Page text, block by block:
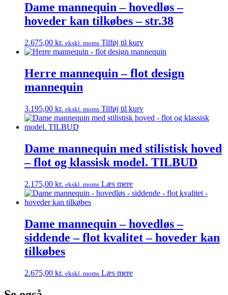
Dame mannequin – hovedløs –
hoveder kan tilkøbes – str.38
2.675,00 kr. ekskl. moms Tilføj til kurv
Herre mannequin – flot design
mannequin
3.195,00 kr. ekskl. moms Tilføj til kurv
Dame mannequin med stilistisk hoved
– flot og klassisk model. TILBUD
2.175,00 kr. ekskl. moms Læs mere
Dame mannequin – hovedløs –
siddende – flot kvalitet – hoveder kan
tilkøbes
2.675,00 kr. ekskl. moms Læs mere